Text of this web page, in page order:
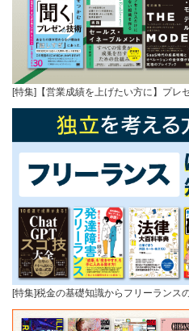
[特集]【営業成績を上げたい方に】プ
[特集]税金の基礎知識からフリーラン